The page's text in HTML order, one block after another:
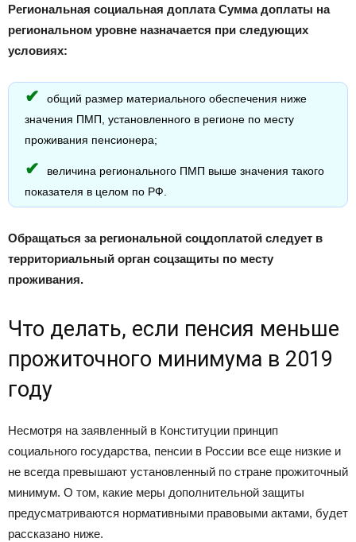
Региональная социальная доплата Сумма доплаты на
региональном уровне назначается при следующих
условиях:
общий размер материального обеспечения ниже
значения ПМП, установленного в регионе по месту
проживания пенсионера;
величина регионального ПМП выше значения такого
показателя в целом по РФ.
Обращаться за региональной соцдоплатой следует в
территориальный орган соцзащиты по месту
проживания.
Что делать, если пенсия меньше
прожиточного минимума в 2019
году
Несмотря на заявленный в Конституции принцип
социального государства, пенсии в России все еще низкие и
не всегда превышают установленный по стране прожиточный
минимум. О том, какие меры дополнительной защиты
предусматриваются нормативными правовыми актами, будет
рассказано ниже.